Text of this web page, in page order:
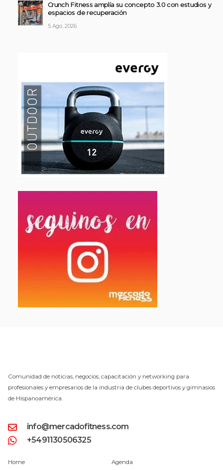
Crunch Fitness amplía su concepto 3.0 con estudios y
espacios de recuperación
5 Ago, 2026
Comunidad de noticias, negocios, capacitación y networking para
profesionales y empresarios de la industria de clubes deportivos y gimnasios
de Hispanoamérica.
info@mercadofitness.com
+5491130506325
Home Agenda